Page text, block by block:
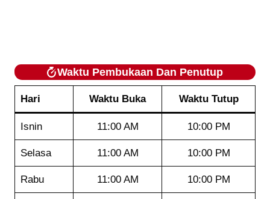
Waktu Pembukaan Dan Penutup
Hari Waktu Buka Waktu Tutup
Isnin 11:00 AM 10:00 PM
Selasa 11:00 AM 10:00 PM
Rabu 11:00 AM 10:00 PM